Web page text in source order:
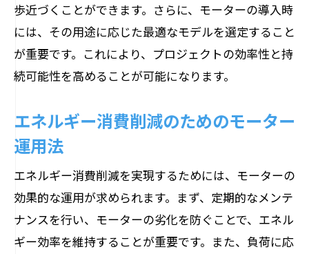
歩近づくことができます。さらに、モーターの導入時
には、その用途に応じた最適なモデルを選定すること
が重要です。これにより、プロジェクトの効率性と持
続可能性を高めることが可能になります。
エネルギー消費削減のためのモーター
運用法
エネルギー消費削減を実現するためには、モーターの
効果的な運用が求められます。まず、定期的なメンテ
ナンスを行い、モーターの劣化を防ぐことで、エネル
ギー効率を維持することが重要です。また、負荷に応